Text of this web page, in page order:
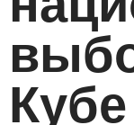
Кубе